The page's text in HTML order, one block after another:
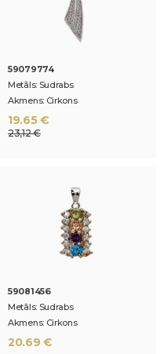
59079774
Metāls: Sudrabs
Akmens: Cirkons
19.65 €
23,12 €
59081456
Metāls: Sudrabs
Akmens: Cirkons
20.69 €